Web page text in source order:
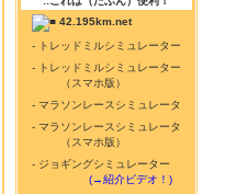
42.195km.net
- トレッドミルシミュレーター
- トレッドミルシミュレーター
（スマホ版）
- マラソンレースシミュレータ
- マラソンレースシミュレータ
（スマホ版）
- ジョギングシミュレーター
(→紹介ビデオ！)